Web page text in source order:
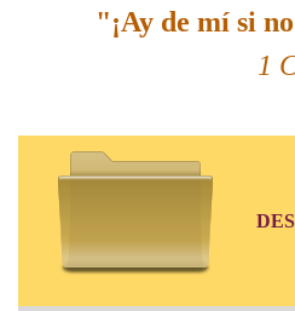
"¡Ay de mí si
1